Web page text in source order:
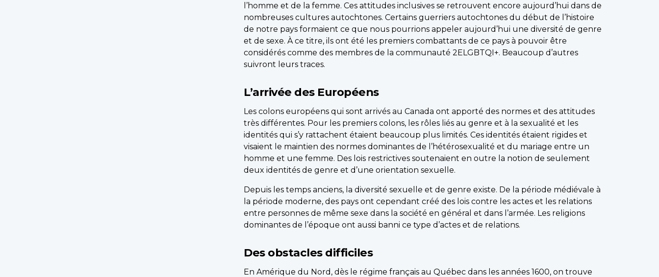
l’homme et de la femme. Ces attitudes inclusives se retrouvent encore aujourd’hui dans de
nombreuses cultures autochtones. Certains guerriers autochtones du début de l’histoire
de notre pays formaient ce que nous pourrions appeler aujourd’hui une diversité de genre
et de sexe. À ce titre, ils ont été les premiers combattants de ce pays à pouvoir être
considérés comme des membres de la communauté 2ELGBTQI+. Beaucoup d’autres
suivront leurs traces.
L’arrivée des Européens
Les colons européens qui sont arrivés au Canada ont apporté des normes et des attitudes
très différentes. Pour les premiers colons, les rôles liés au genre et à la sexualité et les
identités qui s’y rattachent étaient beaucoup plus limités. Ces identités étaient rigides et
visaient le maintien des normes dominantes de l’hétérosexualité et du mariage entre un
homme et une femme. Des lois restrictives soutenaient en outre la notion de seulement
deux identités de genre et d’une orientation sexuelle.
Depuis les temps anciens, la diversité sexuelle et de genre existe. De la période médiévale à
la période moderne, des pays ont cependant créé des lois contre les actes et les relations
entre personnes de même sexe dans la société en général et dans l’armée. Les religions
dominantes de l’époque ont aussi banni ce type d’actes et de relations.
Des obstacles difficiles
En Amérique du Nord, dès le régime français au Québec dans les années 1600, on trouve